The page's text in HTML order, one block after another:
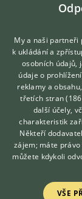
My a naši partneři
k ukládání a
osobních údajů,
údaje o
reklamy a
třetích stran
další účely,
charakteristik
Někteří
zájem; máte
můžete kdykoli
VŠE